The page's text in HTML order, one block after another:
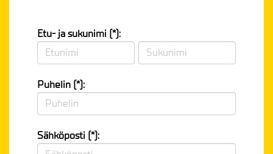
Etu- ja sukunimi (*):
Puhelin (*):
Sähköposti (*):